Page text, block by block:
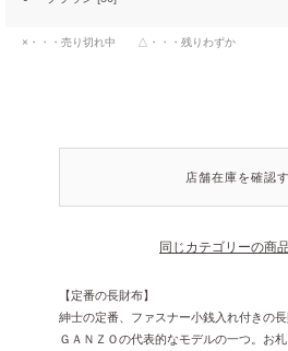
×・・・売り切れ中 △・・・残りわずか
店舗在庫を確認
同じカテゴリーの商
【定番の長財布】
紳士の定番、ファスナー小銭入れ付きの長
ＧＡＮＺＯの代表的なモデルの一つ。お